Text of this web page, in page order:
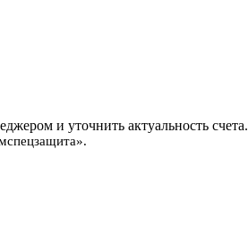
и уточнить актуальность счета.